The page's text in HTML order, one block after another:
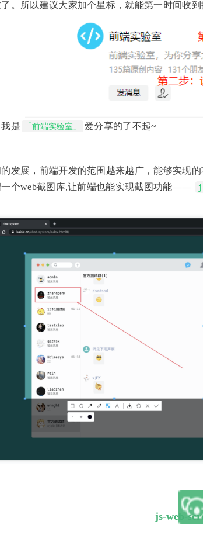
。所以建议大家加个星标，就能第一时间收到
是 「前端实验室」 爱分享的了不起~
的发展，前端开发的范围越来越广，能够实现
一个web截图库,让前端也能实现截图功能——
js-web-